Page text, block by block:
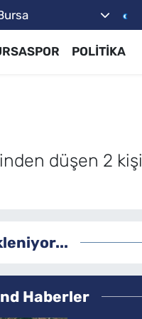
POLİTİKA
düşen 2 kişi
Haberler